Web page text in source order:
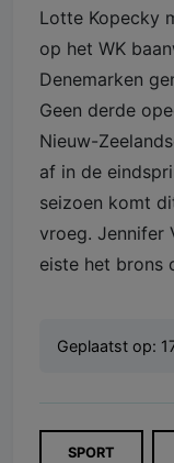
Lotte Kopecky
op het WK
Denemarken
Geen derde
Nieuw-
af in de
seizoen komt
vroeg. Jennifer
eiste het brons
Geplaatst op:
SPORT